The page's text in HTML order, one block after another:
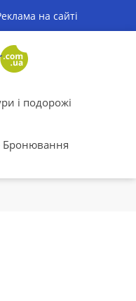
на сайті
і подорожі
Бронювання